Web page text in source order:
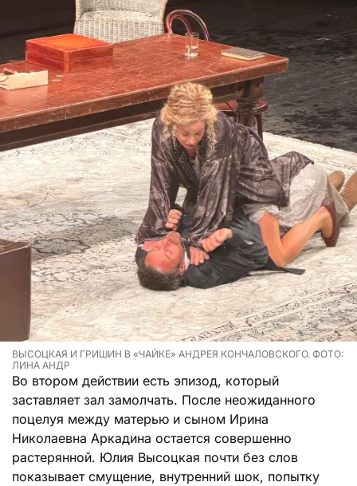
ВЫСОЦКАЯ И ГРИШИН В «ЧАЙКЕ» АНДРЕЯ КОНЧАЛОВСКОГО. ФОТО:
ЛИНА АНДР
Во втором действии есть эпизод, который
заставляет зал замолчать. После неожиданного
поцелуя между матерью и сыном Ирина
Николаевна Аркадина остается совершенно
растерянной. Юлия Высоцкая почти без слов
показывает смущение, внутренний шок, попытку